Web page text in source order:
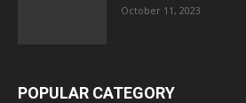
October 11, 2023
POPULAR CATEGORY